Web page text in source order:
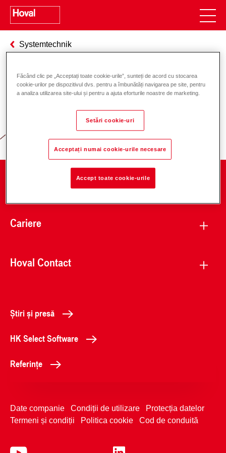
Systemtechnik
Responsabilitate pentru energie și
mediu
Cariere
Hoval Contact
Știri și presă
HK Select Software
Referințe
Date companie Condiții de utilizare
Protecția datelor
Termeni și condiții
Politica cookie Cod de conduită
Făcând clic pe „Acceptați toate cookie-urile”, sunteți de acord cu stocarea
cookie-urilor pe dispozitivul dvs. pentru a îmbunătăți navigarea pe site, pentru
a analiza utilizarea site-ului și pentru a ajuta eforturile noastre de marketing.
Setări cookie-uri
Acceptați numai cookie-urile necesare
Accept toate cookie-urile